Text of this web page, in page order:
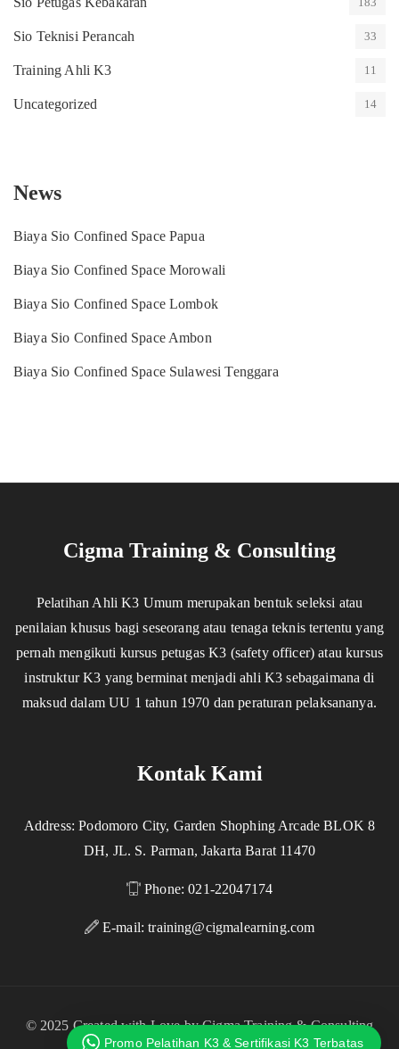
Sio Teknisi Perancah 33
Training Ahli K3 11
Uncategorized 14
News
Biaya Sio Confined Space Papua
Biaya Sio Confined Space Morowali
Biaya Sio Confined Space Lombok
Biaya Sio Confined Space Ambon
Biaya Sio Confined Space Sulawesi Tenggara
Cigma Training & Consulting
Pelatihan Ahli K3 Umum merupakan bentuk seleksi atau
penilaian khusus bagi seseorang atau tenaga teknis tertentu yang
pernah mengikuti kursus petugas K3 (safety officer) atau kursus
instruktur K3 yang berminat menjadi ahli K3 sebagaimana di
maksud dalam UU 1 tahun 1970 dan peraturan pelaksananya.
Kontak Kami
Address: Podomoro City, Garden Shophing Arcade BLOK 8
DH, JL. S. Parman, Jakarta Barat 11470
Phone: 021-22047174
E-mail:training@cigmalearning.com
© 2025 Created with Love by Cigma Training & Consulting
Promo Pelatihan K3 & Sertifikasi K3 Terbatas